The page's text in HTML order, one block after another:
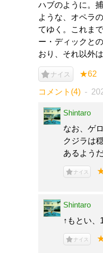
ハブのように。
ような、オペラ
てゆく。これま
ー・ディックと
おり、それ以外
ナイス ★62
コメント(4)
Shintaro
なお、ゲ
クジラは
あるようだ
ナイス
Shintaro
↑もとい、
ナイス